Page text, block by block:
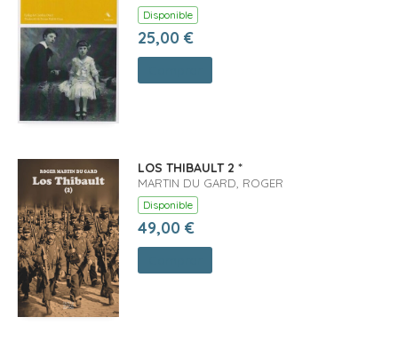
Disponible
25,00 €
LOS THIBAULT 2 *
MARTIN DU GARD, ROGER
Disponible
49,00 €